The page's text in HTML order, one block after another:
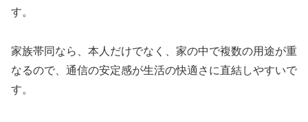
す。
家族帯同なら、本人だけでなく、家の中で複数の用途が重
なるので、通信の安定感が生活の快適さに直結しやすいで
す。